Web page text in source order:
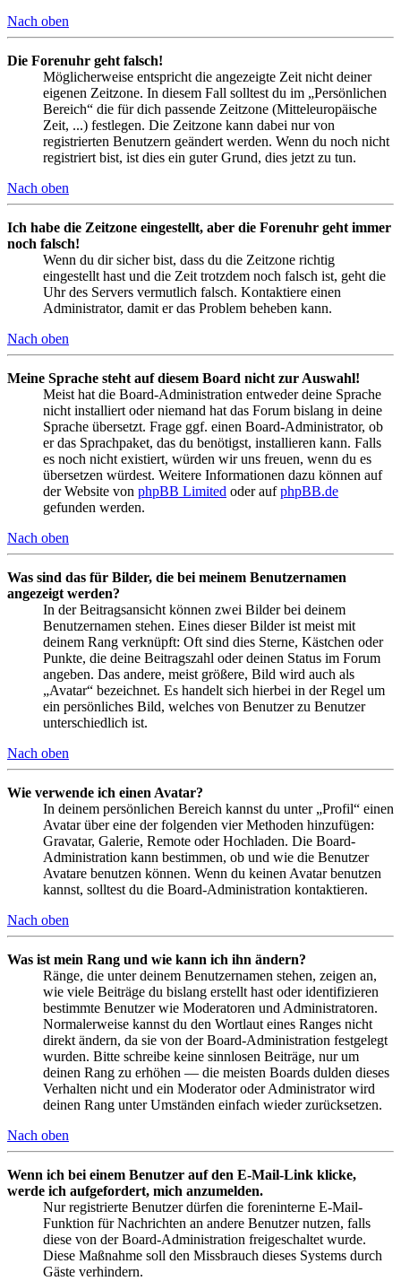
Nach oben
Die Forenuhr geht falsch!
Möglicherweise entspricht die angezeigte Zeit nicht deiner
eigenen Zeitzone. In diesem Fall solltest du im „Persönlichen
Bereich“ die für dich passende Zeitzone (Mitteleuropäische
Zeit, ...) festlegen. Die Zeitzone kann dabei nur von
registrierten Benutzern geändert werden. Wenn du noch nicht
registriert bist, ist dies ein guter Grund, dies jetzt zu tun.
Nach oben
Ich habe die Zeitzone eingestellt, aber die Forenuhr geht immer
noch falsch!
Wenn du dir sicher bist, dass du die Zeitzone richtig
eingestellt hast und die Zeit trotzdem noch falsch ist, geht die
Uhr des Servers vermutlich falsch. Kontaktiere einen
Administrator, damit er das Problem beheben kann.
Nach oben
Meine Sprache steht auf diesem Board nicht zur Auswahl!
Meist hat die Board-Administration entweder deine Sprache
nicht installiert oder niemand hat das Forum bislang in deine
Sprache übersetzt. Frage ggf. einen Board-Administrator, ob
er das Sprachpaket, das du benötigst, installieren kann. Falls
es noch nicht existiert, würden wir uns freuen, wenn du es
übersetzen würdest. Weitere Informationen dazu können auf
der Website von phpBB Limited oder aufphpBB.de
gefunden werden.
Nach oben
Was sind das für Bilder, die bei meinem Benutzernamen
angezeigt werden?
In der Beitragsansicht können zwei Bilder bei deinem
Benutzernamen stehen. Eines dieser Bilder ist meist mit
deinem Rang verknüpft: Oft sind dies Sterne, Kästchen oder
Punkte, die deine Beitragszahl oder deinen Status im Forum
angeben. Das andere, meist größere, Bild wird auch als
„Avatar“ bezeichnet. Es handelt sich hierbei in der Regel um
ein persönliches Bild, welches von Benutzer zu Benutzer
unterschiedlich ist.
Nach oben
Wie verwende ich einen Avatar?
In deinem persönlichen Bereich kannst du unter „Profil“ einen
Avatar über eine der folgenden vier Methoden hinzufügen:
Gravatar, Galerie, Remote oder Hochladen. Die Board-
Administration kann bestimmen, ob und wie die Benutzer
Avatare benutzen können. Wenn du keinen Avatar benutzen
kannst, solltest du die Board-Administration kontaktieren.
Nach oben
Was ist mein Rang und wie kann ich ihn ändern?
Ränge, die unter deinem Benutzernamen stehen, zeigen an,
wie viele Beiträge du bislang erstellt hast oder identifizieren
bestimmte Benutzer wie Moderatoren und Administratoren.
Normalerweise kannst du den Wortlaut eines Ranges nicht
direkt ändern, da sie von der Board-Administration festgelegt
wurden. Bitte schreibe keine sinnlosen Beiträge, nur um
deinen Rang zu erhöhen — die meisten Boards dulden dieses
Verhalten nicht und ein Moderator oder Administrator wird
deinen Rang unter Umständen einfach wieder zurücksetzen.
Nach oben
Wenn ich bei einem Benutzer auf den E-Mail-Link klicke,
werde ich aufgefordert, mich anzumelden.
Nur registrierte Benutzer dürfen die foreninterne E-Mail-
Funktion für Nachrichten an andere Benutzer nutzen, falls
diese von der Board-Administration freigeschaltet wurde.
Diese Maßnahme soll den Missbrauch dieses Systems durch
Gäste verhindern.